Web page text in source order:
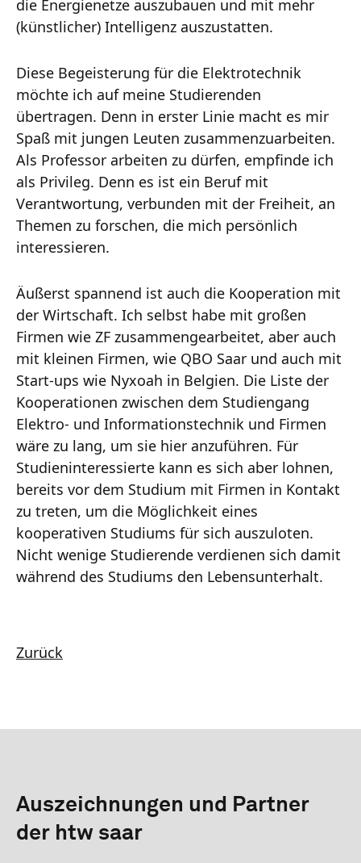
die Energienetze auszubauen und mit mehr
(künstlicher) Intelligenz auszustatten.
Diese Begeisterung für die Elektrotechnik
möchte ich auf meine Studierenden
übertragen. Denn in erster Linie macht es mir
Spaß mit jungen Leuten zusammenzuarbeiten.
Als Professor arbeiten zu dürfen, empfinde ich
als Privileg. Denn es ist ein Beruf mit
Verantwortung, verbunden mit der Freiheit, an
Themen zu forschen, die mich persönlich
interessieren.
Äußerst spannend ist auch die Kooperation mit
der Wirtschaft. Ich selbst habe mit großen
Firmen wie ZF zusammengearbeitet, aber auch
mit kleinen Firmen, wie QBO Saar und auch mit
Start-ups wie Nyxoah in Belgien. Die Liste der
Kooperationen zwischen dem Studiengang
Elektro- und Informationstechnik und Firmen
wäre zu lang, um sie hier anzuführen. Für
Studieninteressierte kann es sich aber lohnen,
bereits vor dem Studium mit Firmen in Kontakt
zu treten, um die Möglichkeit eines
kooperativen Studiums für sich auszuloten.
Nicht wenige Studierende verdienen sich damit
während des Studiums den Lebensunterhalt.
Zurück
Auszeichnungen und Partner
der htw saar